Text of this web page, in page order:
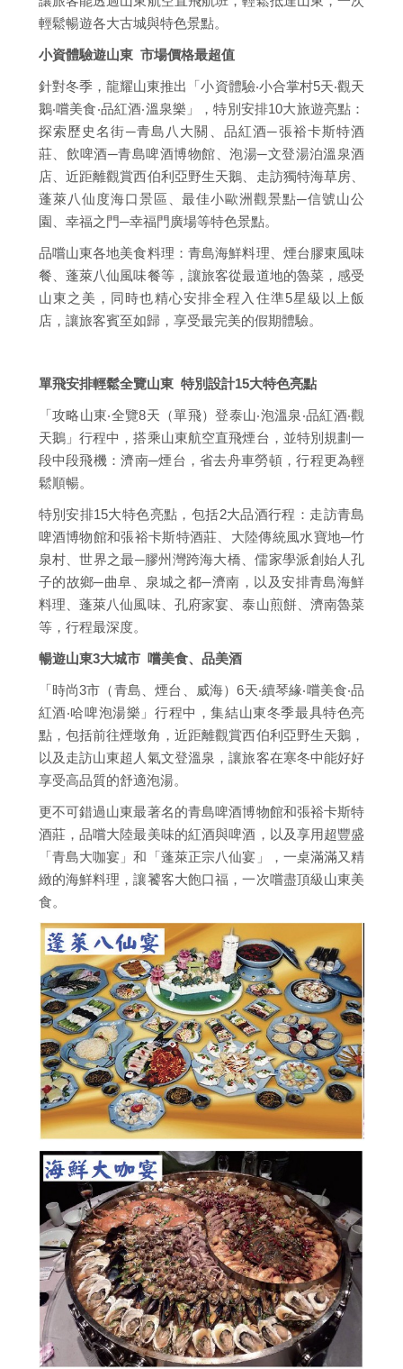
輕鬆暢遊各大古城與特色景點。
小資體驗遊山東 市場價格最超值
針對冬季，龍耀山東推出「小資體驗‧小合掌村5天‧觀天
鵝‧嚐美食‧品紅酒‧溫泉樂」，特別安排10大旅遊亮點：
探索歷史名街─青島八大關、品紅酒─張裕卡斯特酒
莊、飲啤酒─青島啤酒博物館、泡湯─文登湯泊溫泉酒
店、近距離觀賞西伯利亞野生天鵝、走訪獨特海草房、
蓬萊八仙度海口景區、最佳小歐洲觀景點─信號山公
園、幸福之門─幸福門廣場等特色景點。
品嚐山東各地美食料理：青島海鮮料理、煙台膠東風味
餐、蓬萊八仙風味餐等，讓旅客從最道地的魯菜，感受
山東之美，同時也精心安排全程入住準5星級以上飯
店，讓旅客賓至如歸，享受最完美的假期體驗。
單飛安排輕鬆全覽山東 特別設計15大特色亮點
「攻略山東‧全覽8天（單飛）登泰山‧泡溫泉‧品紅酒‧觀
天鵝」行程中，搭乘山東航空直飛煙台，並特別規劃一
段中段飛機：濟南─煙台，省去舟車勞頓，行程更為輕
鬆順暢。
特別安排15大特色亮點，包括2大品酒行程：走訪青島
啤酒博物館和張裕卡斯特酒莊、大陸傳統風水寶地─竹
泉村、世界之最─膠州灣跨海大橋、儒家學派創始人孔
子的故鄉─曲阜、泉城之都─濟南，以及安排青島海鮮
料理、蓬萊八仙風味、孔府家宴、泰山煎餅、濟南魯菜
等，行程最深度。
暢遊山東3大城市 嚐美食、品美酒
「時尚3市（青島、煙台、威海）6天‧續琴緣‧嚐美食‧品
紅酒‧哈啤泡湯樂」行程中，集結山東冬季最具特色亮
點，包括前往煙墩角，近距離觀賞西伯利亞野生天鵝，
以及走訪山東超人氣文登溫泉，讓旅客在寒冬中能好好
享受高品質的舒適泡湯。
更不可錯過山東最著名的青島啤酒博物館和張裕卡斯特
酒莊，品嚐大陸最美味的紅酒與啤酒，以及享用超豐盛
「青島大咖宴」和「蓬萊正宗八仙宴」，一桌滿滿又精
緻的海鮮料理，讓饕客大飽口福，一次嚐盡頂級山東美
食。